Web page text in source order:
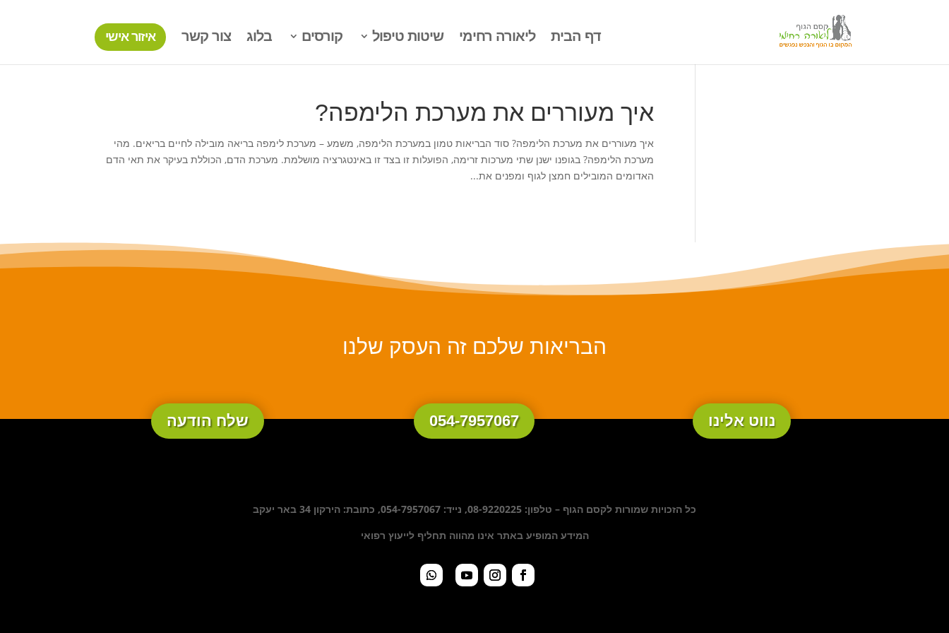
דף הבית ליאורה רחימי שיטות טיפול קורסים בלוג צור קשר איזור אישי
איך מעוררים את מערכת הלימפה?
איך מעוררים את מערכת הלימפה? סוד הבריאות טמון במערכת הלימפה, משמע – מערכת לימפה בריאה מובילה לחיים בריאים. מהי
מערכת הלימפה? בגופנו ישנן שתי מערכות זרימה, הפועלות זו בצד זו באינטגרציה מושלמת. מערכת הדם, הכוללת בעיקר את תאי הדם
האדומים המובילים חמצן לגוף ומפנים את...
הבריאות שלכם זה העסק שלנו
שלח הודעה 054-7957067 נווט אלינו
כל הזכויות שמורות לקסם הגוף – טלפון: 08-9220225, נייד: 054-7957067, כתובת: הירקון 34 באר יעקב
המידע המופיע באתר אינו מהווה תחליף לייעוץ רפואי